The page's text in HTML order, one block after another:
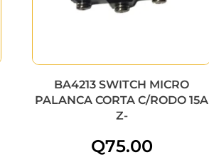
BA4213 SWITCH MICRO
PALANCA CORTA C/RODO 15A
Z-
Q75.00